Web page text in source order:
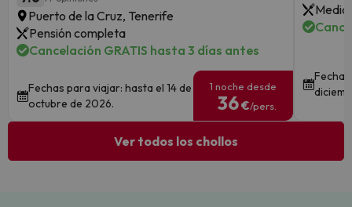
Puerto de la Cruz, Tenerife
Pensión completa
Cancelación GRATIS hasta 3 días antes
Fechas para viajar: hasta el 14 de
octubre de 2026.
1 noche desde
36€/pers.
Media
Ver todos los chollos